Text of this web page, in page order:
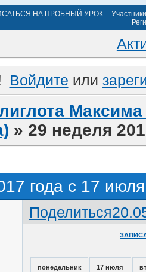
НА ПРОБНЫЙ УРОК
Участники
Войдите или
» 29 неделя
года с 17
Поделиться
понедельник 17 июля